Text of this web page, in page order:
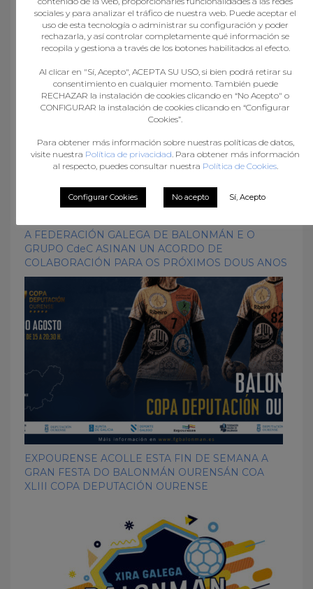
What you can read next
A FEDERACIÓN GALEGA DE BALONMÁN E O
GRUPO CdeC ASINAN UN ACORDO DE
COLABORACIÓN PARA OS PRÓXIMOS DOUS ANOS
EXPOURENSE ACOLLE ESTA FIN DE SEMANA A
GRAN FESTA DO BALONMÁN OURENSÁN COA
XLIII COPA DEPUTACIÓN OURENSE
sociales y para analizar el tráfico de nuestra web. Puede aceptar el
uso de esta tecnología o administrar su configuración y poder
rechazarla, y así controlar completamente qué información se
recopila y gestiona a través de los botones habilitados al efecto.
Al clicar en "Sí, Acepto", ACEPTA SU USO, si bien podrá retirar su
consentimiento en cualquier momento. También puede
RECHAZAR la instalación de cookies clicando en “No Acepto" o
CONFIGURAR la instalación de cookies clicando en “Configurar
Cookies”.
Para obtener más información sobre nuestras políticas de datos,
visite nuestra Política de privacidad. Para obtener más información
al respecto, puedes consultar nuestra Política de Cookies.
Configurar Cookies No acepto Sí, Acepto